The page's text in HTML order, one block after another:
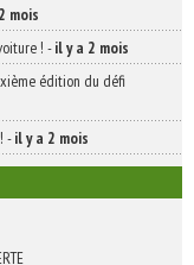
mois
! -il y a 2 mois
édition du défi
-il y a 2 mois